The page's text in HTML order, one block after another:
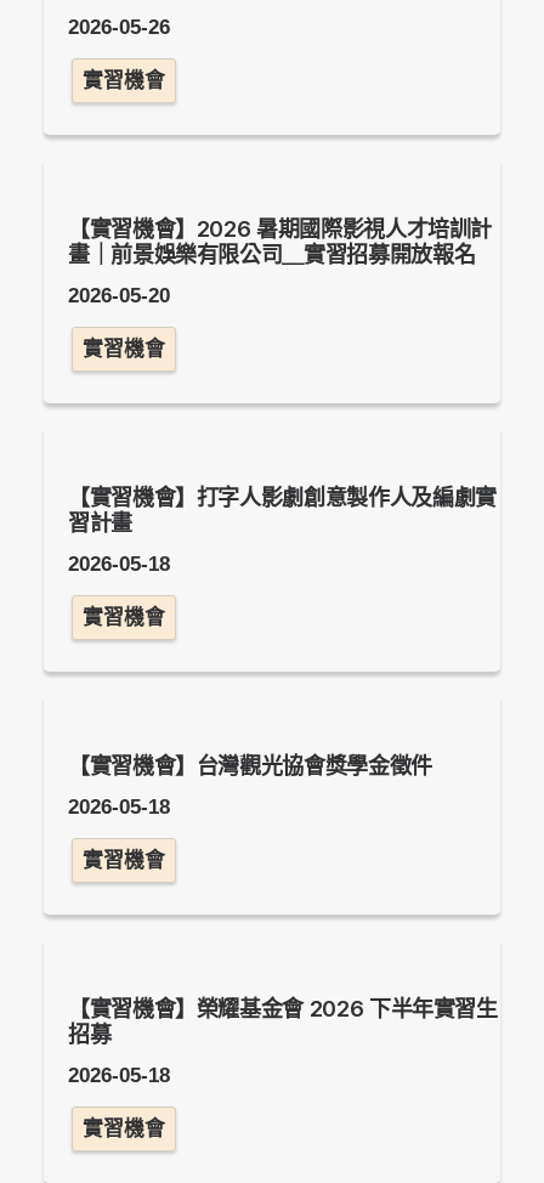
2026-05-26
實習機會
【實習機會】2026 暑期國際影視人才培訓計
畫｜前景娛樂有限公司＿實習招募開放報名
2026-05-20
實習機會
【實習機會】打字人影劇創意製作人及編劇實
習計畫
2026-05-18
實習機會
【實習機會】台灣觀光協會獎學金徵件
2026-05-18
實習機會
【實習機會】榮耀基金會 2026 下半年實習生
招募
2026-05-18
實習機會